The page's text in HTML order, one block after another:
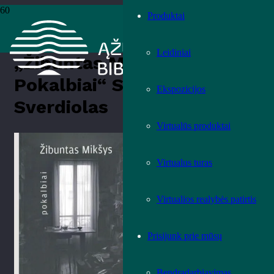
Produktai
Leidiniai
Ekspozicijos
Virtualūs produktai
Virtualus turas
Virtualios realybės patirtis
Prisijunk prie mūsų
Meno leidiniai›„Žibuntas Mikšys.
Pokalbiai“ Sudarė Arūnas Sverdiolas
„Žibuntas Mikšys.
Pokalbiai“ Sudarė Arūnas
Sverdiolas